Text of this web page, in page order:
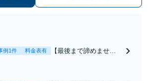
例1件 料金表有
【最後まで諦めませ